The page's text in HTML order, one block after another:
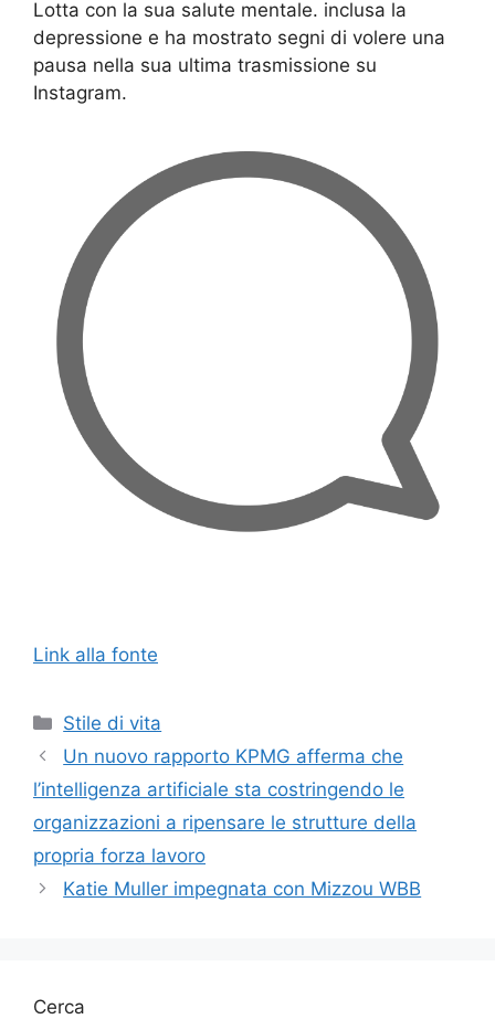
Lotta con la sua salute mentale. inclusa la
depressione e ha mostrato segni di volere una
pausa nella sua ultima trasmissione su
Instagram.
Link alla fonte
Categorie
Stile di vita
Un nuovo rapporto KPMG afferma che
l’intelligenza artificiale sta costringendo le
organizzazioni a ripensare le strutture della
propria forza lavoro
Katie Muller impegnata con Mizzou WBB
Cerca